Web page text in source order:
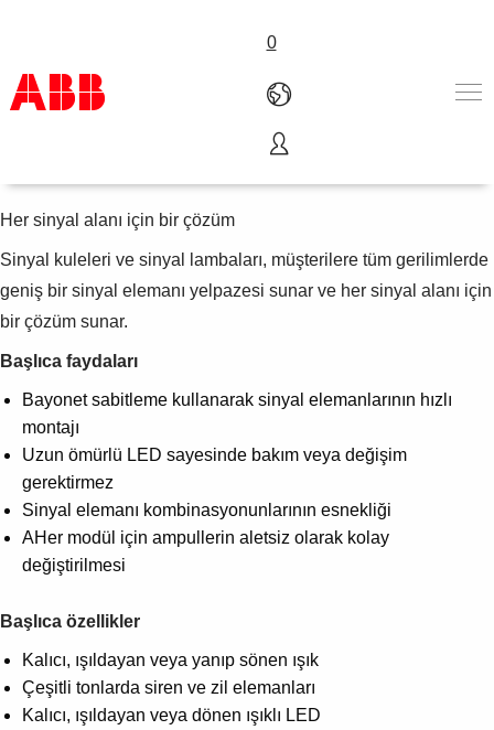
0
Ürünler ve Çözümler
Servis
Hakkımızda
Satış noktaları
Bize ulaşın
Sinyal kuleleri ve lambaları
Her sinyal alanı için bir çözüm
Sinyal kuleleri ve sinyal lambaları, müşterilere tüm gerilimlerde
geniş bir sinyal elemanı yelpazesi sunar ve her sinyal alanı için
bir çözüm sunar.
Başlıca faydaları
Bayonet sabitleme kullanarak sinyal elemanlarının hızlı
montajı
Uzun ömürlü LED sayesinde bakım veya değişim
gerektirmez
Sinyal elemanı kombinasyonunlarının esnekliği
AHer modül için ampullerin aletsiz olarak kolay
değiştirilmesi
Başlıca özellikler
Kalıcı, ışıldayan veya yanıp sönen ışık
Çeşitli tonlarda siren ve zil elemanları
Kalıcı, ışıldayan veya dönen ışıklı LED